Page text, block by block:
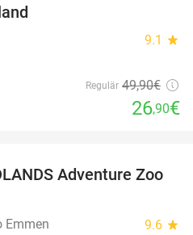
9.1 star
Regulär 49,90€
26,90€
24%
Adventure Zoo
Emmen 9.6 star